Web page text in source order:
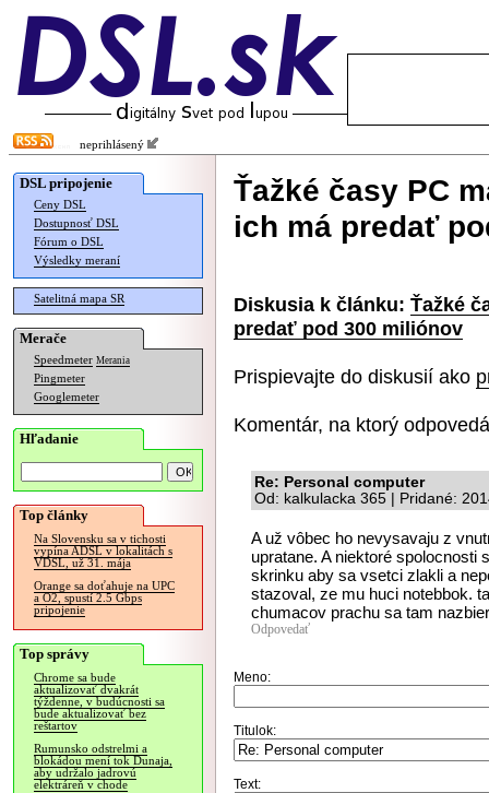
neprihlásený
DSL pripojenie
Ceny DSL
Dostupnosť DSL
Fórum o DSL
Výsledky meraní
Satelitná mapa SR
Merače
Speedmeter Merania
Pingmeter
Googlemeter
Hľadanie
Top články
Na Slovensku sa v tichosti
vypína ADSL v lokalitách s
VDSL, už 31. mája
Orange sa doťahuje na UPC
a O2, spustí 2.5 Gbps
pripojenie
Top správy
Chrome sa bude
aktualizovať dvakrát
týždenne, v budúcnosti sa
bude aktualizovať bez
reštartov
Rumunsko odstrelmi a
blokádou mení tok Dunaja,
aby udržalo jadrovú
elektráreň v chode
Ťažké časy PC
ich má predať
Diskusia k článku: Ťažké
predať pod 300 miliónov
Prispievajte do diskusií ako
Komentár, na ktorý
Re: Personal computer
Od: kalkulacka 365 | Pridané:
A už vôbec ho nevysavaju z
upratane. A niektoré spolocnosti
skrinku aby sa vsetci zlakli a
stazoval, ze mu huci notebbok.
chumacov prachu sa tam
Odpovedať
Meno:
Titulok:
Text: